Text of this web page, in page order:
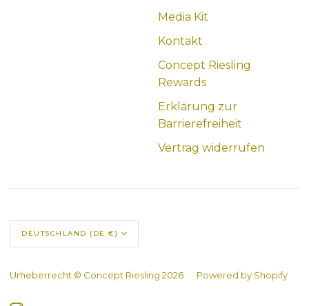
Media Kit
Kontakt
Concept Riesling
Rewards
Erklärung zur
Barrierefreiheit
Vertrag widerrufen
DEUTSCHLAND (DE €)
Urheberrecht © Concept Riesling 2026 Powered by Shopify